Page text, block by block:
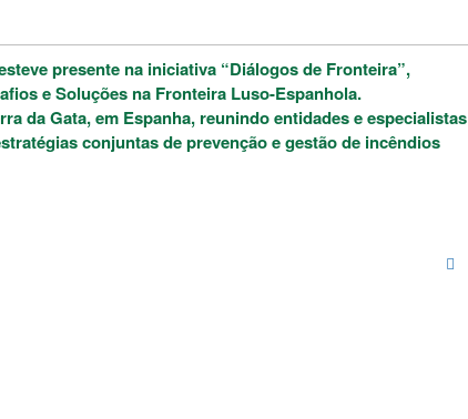
presente na iniciativa “Diálogos de Fronteira”,
e Soluções na Fronteira Luso-Espanhola.
da Gata, em Espanha, reunindo entidades e especialistas
conjuntas de prevenção e gestão de incêndios